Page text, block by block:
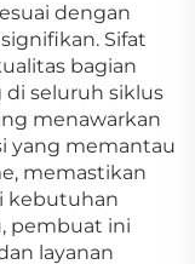
dengan
Sifat
bagian
seluruh siklus
menawarkan
yang memantau
memastikan
kebutuhan
pembuat ini
layanan